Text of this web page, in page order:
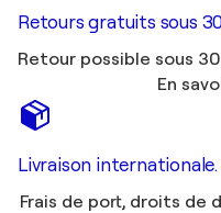
Retours gratuits sous
Retour possible sous
En
Livraison
Frais de port, droits de